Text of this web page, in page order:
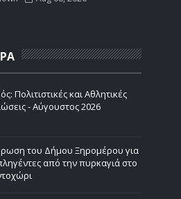
Πολιτιστικές και Αθλητικές
- Αύγουστος 2026
του Δήμου Ξηρομέρου για
από την πυρκαγιά στο